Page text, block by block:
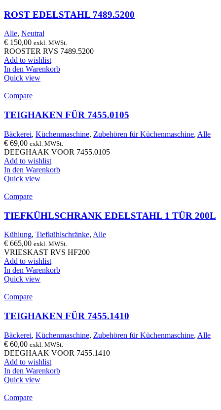
ROST EDELSTAHL 7489.5200
Alle, Neutral
€ 150,00 exkl. MWSt.
ROOSTER RVS 7489.5200
Add to wishlist
In den Warenkorb
Quick view
Compare
TEIGHAKEN FÜR 7455.0105
Bäckerei, Küchenmaschine, Zubehören für Küchenmaschine, Alle
€ 69,00 exkl. MWSt.
DEEGHAAK VOOR 7455.0105
Add to wishlist
In den Warenkorb
Quick view
Compare
TIEFKÜHLSCHRANK EDELSTAHL 1 TÜR 200L
Kühlung, Tiefkühlschränke, Alle
€ 665,00 exkl. MWSt.
VRIESKAST RVS HF200
Add to wishlist
In den Warenkorb
Quick view
Compare
TEIGHAKEN FÜR 7455.1410
Bäckerei, Küchenmaschine, Zubehören für Küchenmaschine, Alle
€ 60,00 exkl. MWSt.
DEEGHAAK VOOR 7455.1410
Add to wishlist
In den Warenkorb
Quick view
Compare